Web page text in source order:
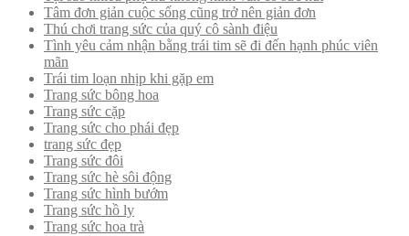
Tâm đơn giản cuộc sống cũng trở nên giản đơn
Thú chơi trang sức của quý cô sành điệu
Tình yêu cảm nhận bằng trái tim sẽ đi đến hạnh phúc viên
mãn
Trái tim loạn nhịp khi gặp em
Trang sức bông hoa
Trang sức cặp
Trang sức cho phái đẹp
trang sức đẹp
Trang sức đôi
Trang sức hè sôi động
Trang sức hình bướm
Trang sức hồ ly
Trang sức hoa trà